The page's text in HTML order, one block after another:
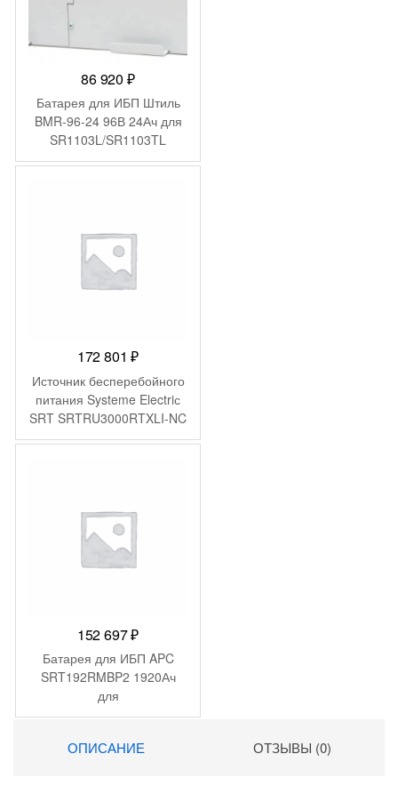
86 920₽
Батарея для ИБП Штиль
BMR-96-24 96В 24Ач для
SR1103L/SR1103TL
172 801₽
Источник бесперебойного
питания Systeme Electriс
SRT SRTRU3000RTXLI-NC
3000Вт 3000ВА черный
152 697₽
Батарея для ИБП APC
SRT192RMBP2 1920Ач
для
SRT10KRMXLI/SRT10KXLI/
ОПИСАНИЕ ОТЗЫВЫ (0)